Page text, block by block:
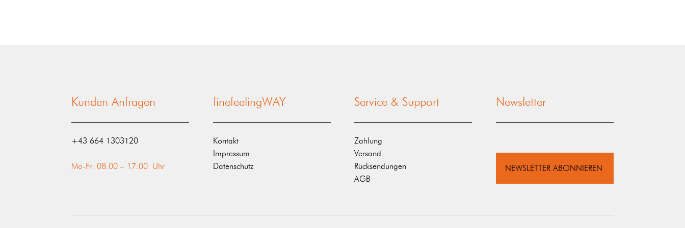
Kunden Anfragen
‭+43 664 1303120‬
Mo-Fr: 08:00 – 17:00 Uhr
finefeelingWAY
Kontakt
Impressum
Datenschutz
Service & Support
Zahlung
Versand
Rücksendungen
AGB
Newsletter
NEWSLETTER ABONNIEREN